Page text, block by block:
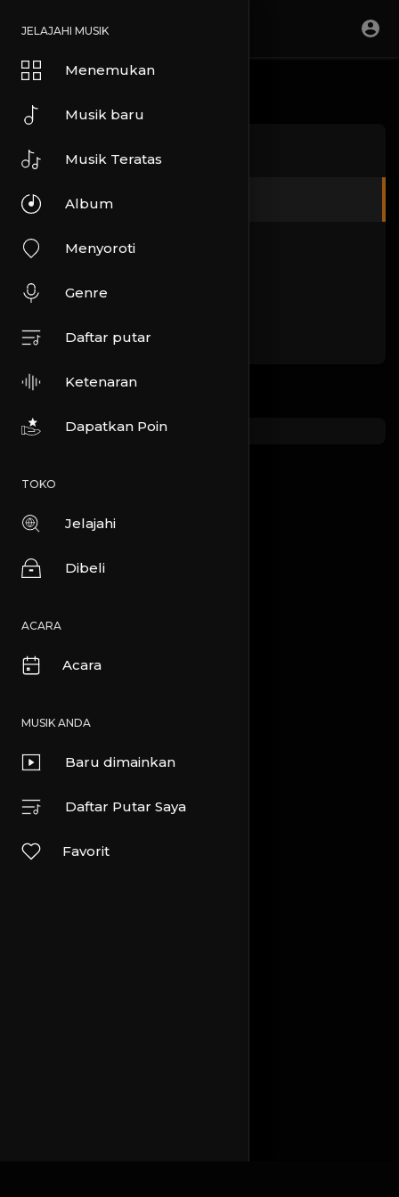
JELAJAHI MUSIK
Menemukan
Musik baru
Musik Teratas
Album
Menyoroti
Genre
Daftar putar
Ketenaran
Dapatkan Poin
TOKO
Jelajahi
Dibeli
ACARA
Acara
MUSIK ANDA
Baru dimainkan
Daftar Putar Saya
Favorit
Tentang kami
Ketentuan
Kebijakan pribadi
DMCA
FAQ